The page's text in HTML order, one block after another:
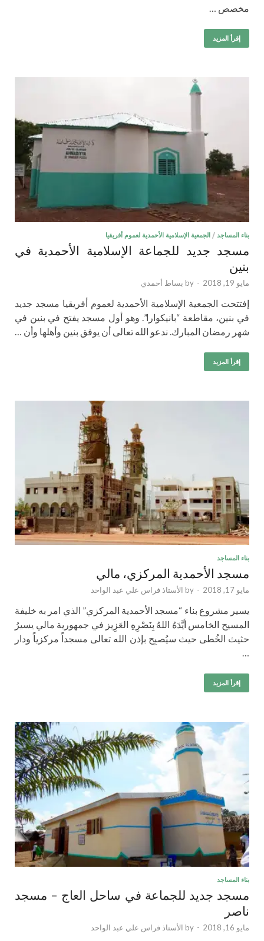
مخصص …
إقرأ المزيد
بناء المساجد / الجمعية الإسلامية الأحمدية لعموم أفريقيا
مسجد جديد للجماعة الإسلامية الأحمدية في
بنين
مايو 19, 2018 -
by بساط أحمدي
إفتتحت الجمعية الإسلامية الأحمدية لعموم أفريقيا مسجد جديد
في بنين، مقاطعة “بانيكوارا”. وهو أول مسجد يفتح في بنين في
شهر رمضان المبارك. ندعو الله تعالى أن يوفق بنين وأهلها وأن …
إقرأ المزيد
بناء المساجد
مسجد الأحمدية المركزي، مالي
مايو 17, 2018 -
by الأستاذ فراس علي عبد الواحد
يسير مشروع بناء “مسجد الأحمدية المركزي” الذي امر به خليفة
المسيح الخامس أيَّدَهُ اللهُ بِنَصْرِهِ العَزِيز في جمهورية مالي يسيرُ
حثيث الخُطى حيث سيُصبِح بإذن الله تعالى مسجداً مركزياً ودار
…
إقرأ المزيد
بناء المساجد
مسجد جديد للجماعة في ساحل العاج – مسجد
ناصر
مايو 16, 2018 -
by الأستاذ فراس علي عبد الواحد